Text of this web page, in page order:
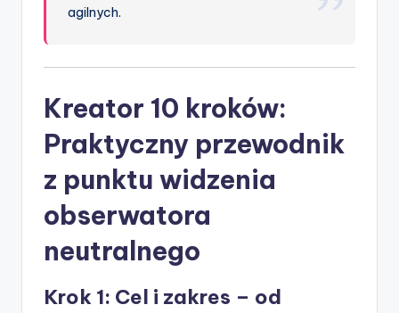
agilnych.
Kreator 10 kroków:
Praktyczny przewodnik
z punktu widzenia
obserwatora
neutralnego
Krok 1: Cel i zakres – od